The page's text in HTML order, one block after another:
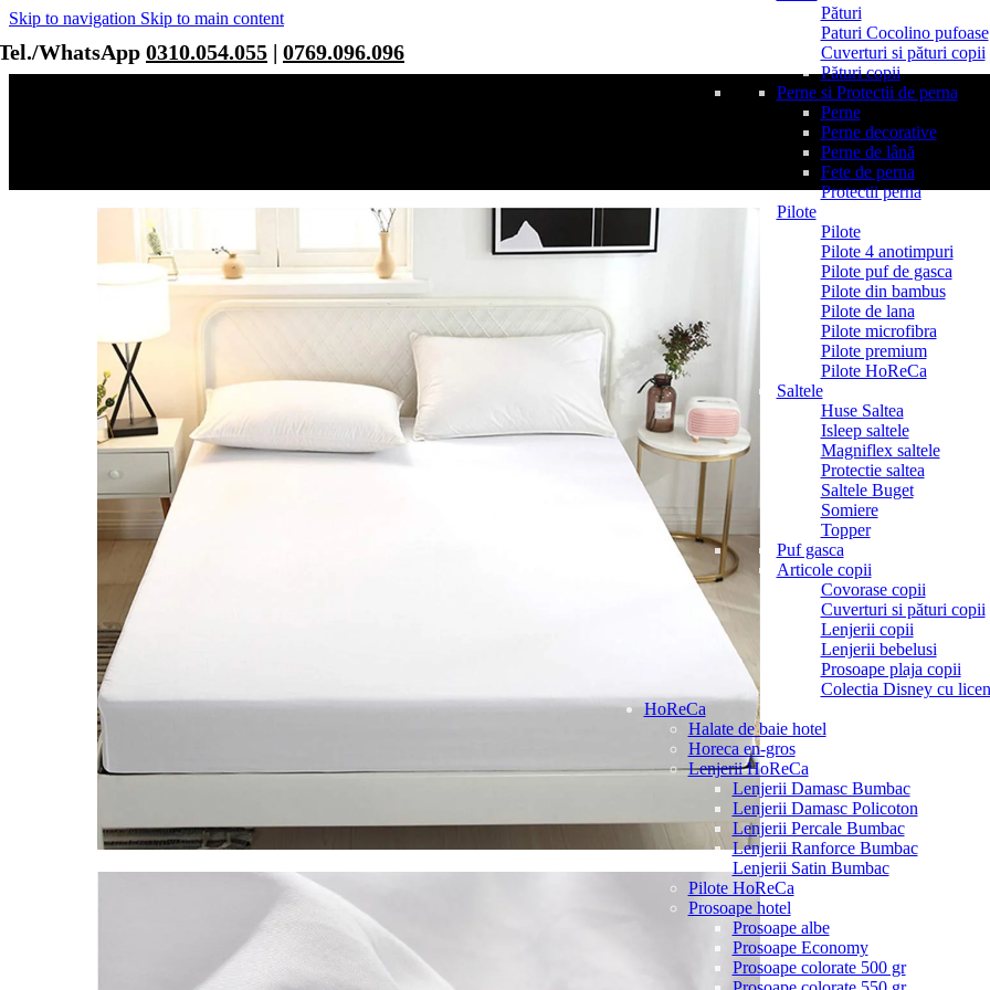
Skip to navigation Skip to main content
WhatsApp 0310.054.055 | 0769.096.096
Pături
Paturi Cocolino pufoase
Cuverturi si pături copii
Pături copii
Perne si Protectii de perna
Perne
Perne decorative
Perne de lână
Fete de perna
Protectii perna
Pilote
Pilote
Pilote 4 anotimpuri
Pilote puf de gasca
Pilote din bambus
Pilote de lana
Pilote microfibra
Pilote premium
Pilote HoReCa
Saltele
Huse Saltea
Isleep saltele
Magniflex saltele
Protectie saltea
Saltele Buget
Somiere
Topper
Puf gasca
Articole copii
Covorase copii
Cuverturi si pături copii
Lenjerii copii
Lenjerii bebelusi
Prosoape plaja copii
Colectia Disney cu
HoReCa
Halate de baie hotel
Horeca en-gros
Lenjerii HoReCa
Lenjerii Damasc Bumbac
Lenjerii Damasc Policoton
Lenjerii Percale Bumbac
Lenjerii Ranforce Bumbac
Lenjerii Satin Bumbac
Pilote HoReCa
Prosoape hotel
Prosoape albe
Prosoape Economy
Prosoape colorate 500 gr